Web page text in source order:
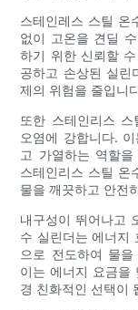
스테인레스 스틸 온
없이 고온을 견딜
하기 위한 신뢰할
공하고 손상된 실
제의 위험을 줄입니
또한 스테인리스
오염에 강합니다.
고 가열하는 역할
스테인리스 스틸 온
물을 깨끗하고 안전
내구성이 뛰어나고
수 실린더는 에너지
으로 전도하여 물
이는 에너지 요금을
경 친화적인 선택이